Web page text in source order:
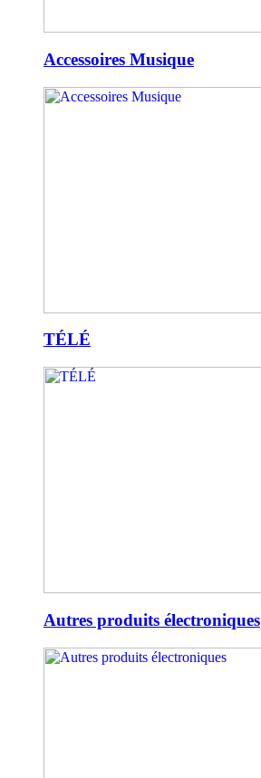
Accessoires Musique
TÉLÉ
Autres produits électroniques